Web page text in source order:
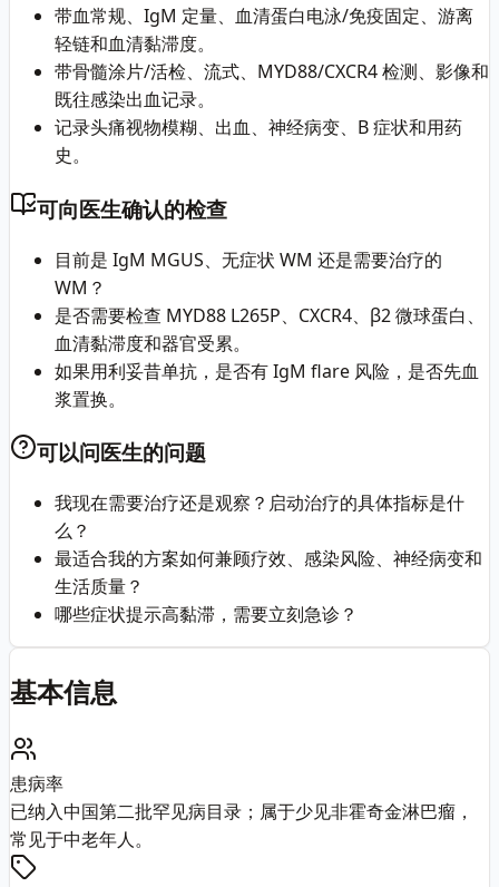
带血常规、IgM 定量、血清蛋白电泳/免疫固定、游离
轻链和血清黏滞度。
带骨髓涂片/活检、流式、MYD88/CXCR4 检测、影像和
既往感染出血记录。
记录头痛视物模糊、出血、神经病变、B 症状和用药
史。
可向医生确认的检查
目前是 IgM MGUS、无症状 WM 还是需要治疗的
WM？
是否需要检查 MYD88 L265P、CXCR4、β2 微球蛋白、
血清黏滞度和器官受累。
如果用利妥昔单抗，是否有 IgM flare 风险，是否先血
浆置换。
可以问医生的问题
我现在需要治疗还是观察？启动治疗的具体指标是什
么？
最适合我的方案如何兼顾疗效、感染风险、神经病变和
生活质量？
哪些症状提示高黏滞，需要立刻急诊？
基本信息
患病率
已纳入中国第二批罕见病目录；属于少见非霍奇金淋巴瘤，
常见于中老年人。